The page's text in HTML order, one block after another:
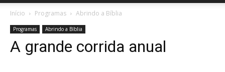
Início Programas Abrindo a Bíblia
Programas Abrindo a Bíblia
A grande corrida anual